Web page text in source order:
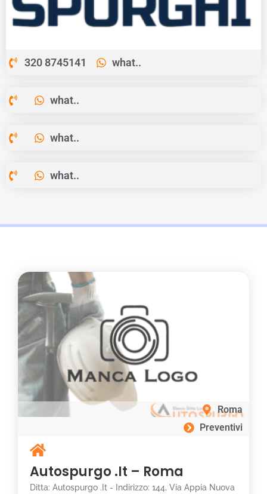
320 8745141 what..
what..
what..
what..
Roma
Preventivi
Autospurgo .It – Roma
Ditta: Autospurgo .It - Indirizzo: 144, Via Appia Nuova